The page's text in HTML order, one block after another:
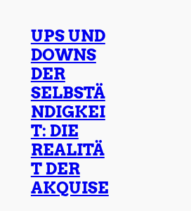
UPS UND
DOWNS
DER
SELBSTÄ
NDIGKEI
T: DIE
REALITÄ
T DER
AKQUISE